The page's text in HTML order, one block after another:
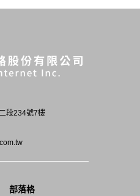
段234號7樓
部落格